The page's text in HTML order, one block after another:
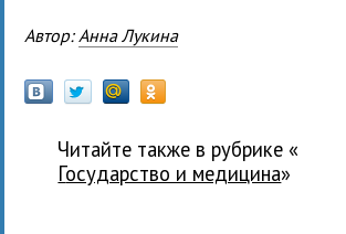
Автор: Анна Лукина
Читайте также в рубрике «
государство и медицина»